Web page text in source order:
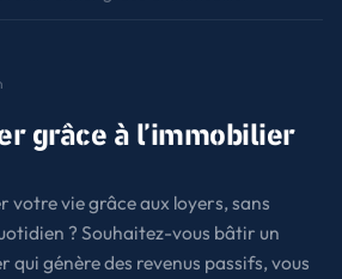
grâce à l’immobilier
votre vie grâce aux loyers, sans
? Souhaitez-vous bâtir un
génère des revenus passifs, vous